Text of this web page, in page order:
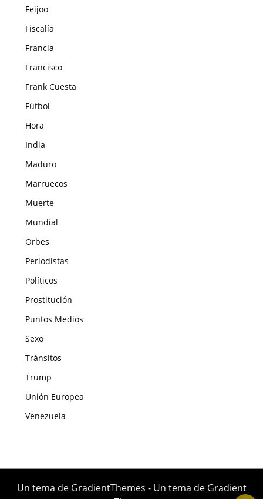
Feijoo
Fiscalía
Francia
Francisco
Frank Cuesta
Fútbol
Hora
India
Maduro
Marruecos
Muerte
Mundial
Orbes
Periodistas
Políticos
Prostitución
Puntos Medios
Sexo
Tránsitos
Trump
Unión Europea
Venezuela
Un tema de GradientThemes - Un tema de Gradient